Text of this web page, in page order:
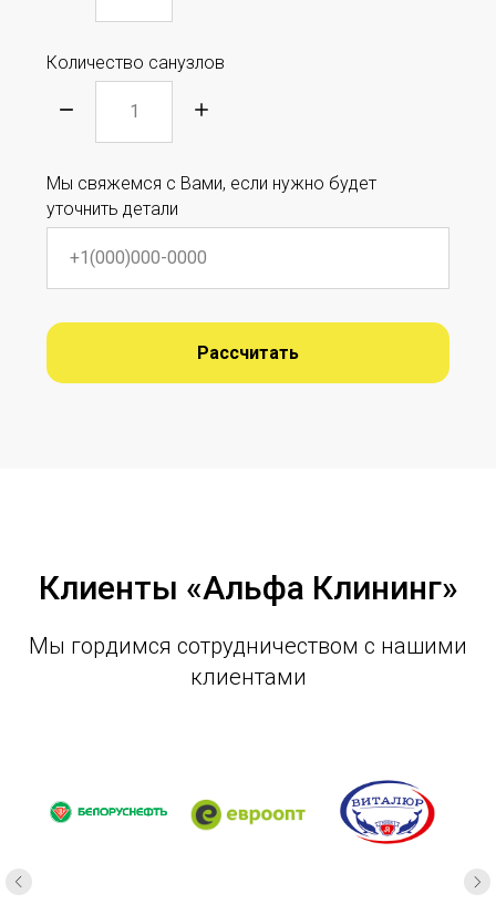
Количество санузлов
Мы свяжемся с Вами, если нужно будет
уточнить детали
Рассчитать
Клиенты «Альфа Клининг»
Мы гордимся сотрудничеством с нашими
клиентами